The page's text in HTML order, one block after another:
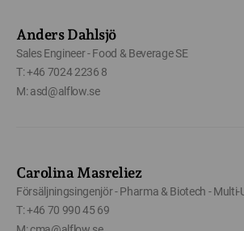
Anders Dahlsjö
Sales Engineer - Food & Beverage SE
T: +46 7024 2236 8
M: asd@alflow.se
Carolina Masreliez
Försäljningsingenjör - Pharma & Biotech - Multi-
T: +46 70 990 45 69